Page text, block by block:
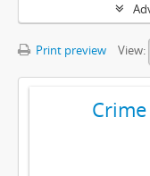
Print preview View:
Crime